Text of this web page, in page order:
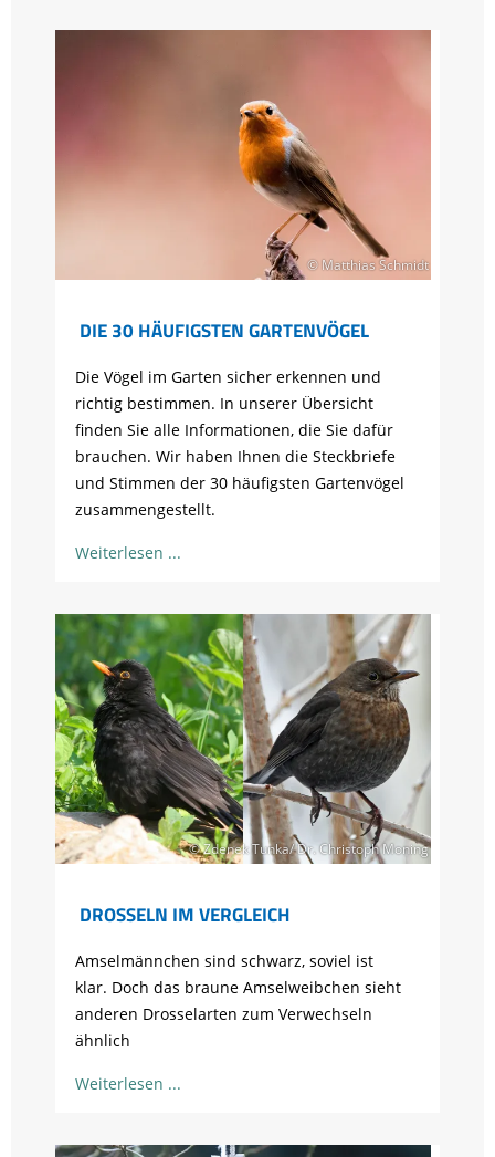
© Matthias Schmidt
DIE 30 HÄUFIGSTEN GARTENVÖGEL
Die Vögel im Garten sicher erkennen und
richtig bestimmen. In unserer Übersicht
finden Sie alle Informationen, die Sie dafür
brauchen. Wir haben Ihnen die Steckbriefe
und Stimmen der 30 häufigsten Gartenvögel
zusammengestellt.
Weiterlesen
© Zdenek Tunka/ Dr. Christoph Moning
DROSSELN IM VERGLEICH
Amselmännchen sind schwarz, soviel ist
klar. Doch das braune Amselweibchen sieht
anderen Drosselarten zum Verwechseln
ähnlich
Weiterlesen